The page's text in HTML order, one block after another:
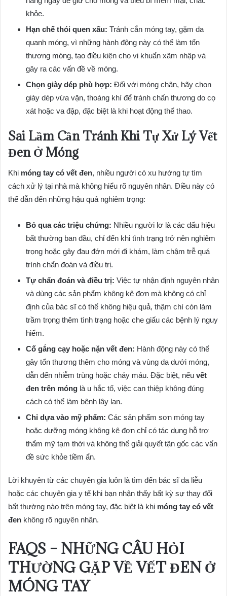
khỏe.
Hạn chế thói quen xấu: Tránh cắn móng tay, gặm da
quanh móng, vì những hành động này có thể làm tổn
thương móng, tạo điều kiện cho vi khuẩn xâm nhập và
gây ra các vấn đề về móng.
Chọn giày dép phù hợp: Đối với móng chân, hãy chọn
giày dép vừa vặn, thoáng khí để tránh chấn thương do cọ
xát hoặc va đập, đặc biệt là khi hoạt động thể thao.
Sai Lầm Cần Tránh Khi Tự Xử Lý Vết
Đen Ở Móng
Khi móng tay có vết đen, nhiều người có xu hướng tự tìm
cách xử lý tại nhà mà không hiểu rõ nguyên nhân. Điều này có
thể dẫn đến những hậu quả nghiêm trọng:
Bỏ qua các triệu chứng: Nhiều người lơ là các dấu hiệu
bất thường ban đầu, chỉ đến khi tình trạng trở nên nghiêm
trọng hoặc gây đau đớn mới đi khám, làm chậm trễ quá
trình chẩn đoán và điều trị.
Tự chẩn đoán và điều trị: Việc tự nhận định nguyên nhân
và dùng các sản phẩm không kê đơn mà không có chỉ
định của bác sĩ có thể không hiệu quả, thậm chí còn làm
trầm trọng thêm tình trạng hoặc che giấu các bệnh lý nguy
hiểm.
Cố gắng cạy hoặc nặn vết đen: Hành động này có thể
gây tổn thương thêm cho móng và vùng da dưới móng,
dẫn đến nhiễm trùng hoặc chảy máu. Đặc biệt, nếu vết
đen trên móng là u hắc tố, việc can thiệp không đúng
cách có thể làm bệnh lây lan.
Chỉ dựa vào mỹ phẩm: Các sản phẩm sơn móng tay
hoặc dưỡng móng không kê đơn chỉ có tác dụng hỗ trợ
thẩm mỹ tạm thời và không thể giải quyết tận gốc các vấn
đề sức khỏe tiềm ẩn.
Lời khuyên từ các chuyên gia luôn là tìm đến bác sĩ da liễu
hoặc các chuyên gia y tế khi bạn nhận thấy bất kỳ sự thay đổi
bất thường nào trên móng tay, đặc biệt là khi móng tay có vết
đen không rõ nguyên nhân.
FAQS – NHỮNG CÂU HỎI
THƯỜNG GẶP VỀ VẾT ĐEN Ở
MÓNG TAY